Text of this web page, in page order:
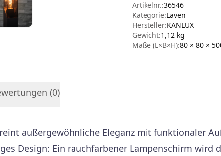
Artikelnr.:36546
Kategorie:Laven
Hersteller:KANLUX
Gewicht:1,12 kg
Maße (L×B×H):80 × 80 ×
(0)
außergewöhnliche Eleganz mit funktionaler
Design: Ein rauchfarbener Lampenschirm wird